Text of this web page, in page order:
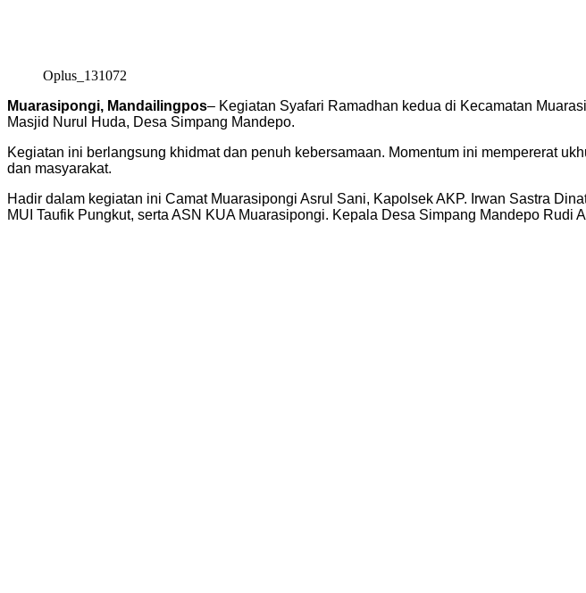
Oplus_131072
Muarasipongi, Mandailingpos– Kegiatan Syafari Ramadhan kedua di Kecamatan
Masjid Nurul Huda, Desa Simpang Mandepo.
Kegiatan ini berlangsung khidmat dan penuh kebersamaan. Momentum ini mempererat
dan masyarakat.
Hadir dalam kegiatan ini Camat Muarasipongi Asrul Sani, Kapolsek AKP. Irwan Sastra
MUI Taufik Pungkut, serta ASN KUA Muarasipongi. Kepala Desa Simpang Mandepo Rudi